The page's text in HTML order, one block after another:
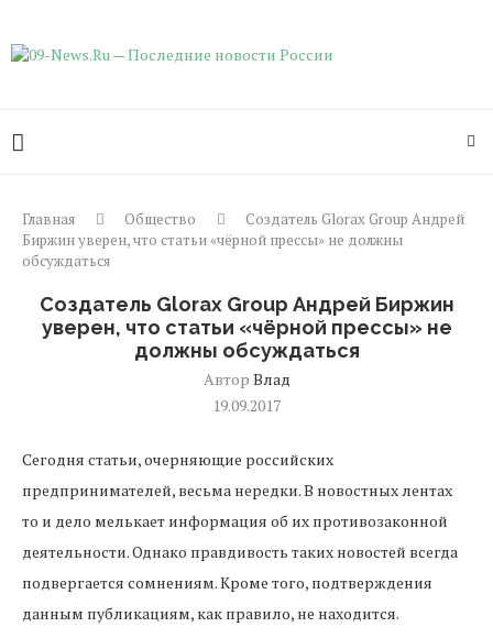
Главная Общество
Создатель Glorax Group Андрей
Биржин уверен, что статьи «чёрной прессы» не должны
обсуждаться
Создатель Glorax Group Андрей Биржин
уверен, что статьи «чёрной прессы» не
должны обсуждаться
Автор Влад
19.09.2017
Сегодня статьи, очерняющие российских
предпринимателей, весьма нередки. В новостных лентах
то и дело мелькает информация об их противозаконной
деятельности. Однако правдивость таких новостей всегда
подвергается сомнениям. Кроме того, подтверждения
данным публикациям, как правило, не находится.